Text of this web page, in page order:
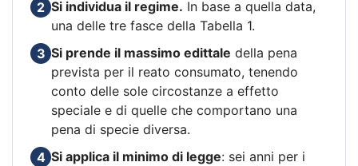
2 Si individua il regime. In base a quella data,
una delle tre fasce della Tabella 1.
3 Si prende il massimo edittale della pena
prevista per il reato consumato, tenendo
conto delle sole circostanze a effetto
speciale e di quelle che comportano una
pena di specie diversa.
4 Si applica il minimo di legge: sei anni per i